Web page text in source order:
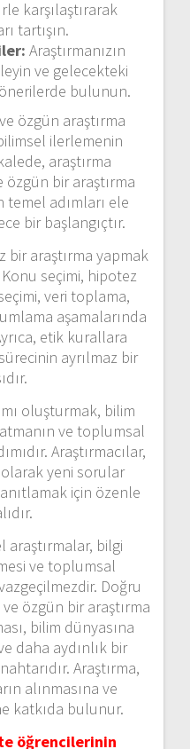
karşılaştırarak
tartışın.
Araştırmanızın
ve gelecekteki
bulunun.
özgün araştırma
ilerlemenin
araştırma
bir araştırma
temel adımları ele
bir başlangıçtır.
bir araştırma yapmak
seçimi, hipotez
veri toplama,
aşamalarında
etik kurallara
ayrılmaz bir
oluşturmak, bilim
ve toplumsal
Araştırmacılar,
yeni sorular
için özenle
araştırmalar, bilgi
ve toplumsal
Doğru
özgün bir araştırma
bilim dünyasına
daha aydınlık bir
Araştırma,
alınmasına ve
katkıda bulunur.
öğrencilerinin